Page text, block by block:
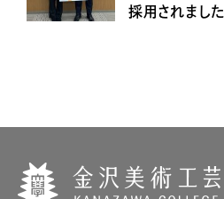
採用されました